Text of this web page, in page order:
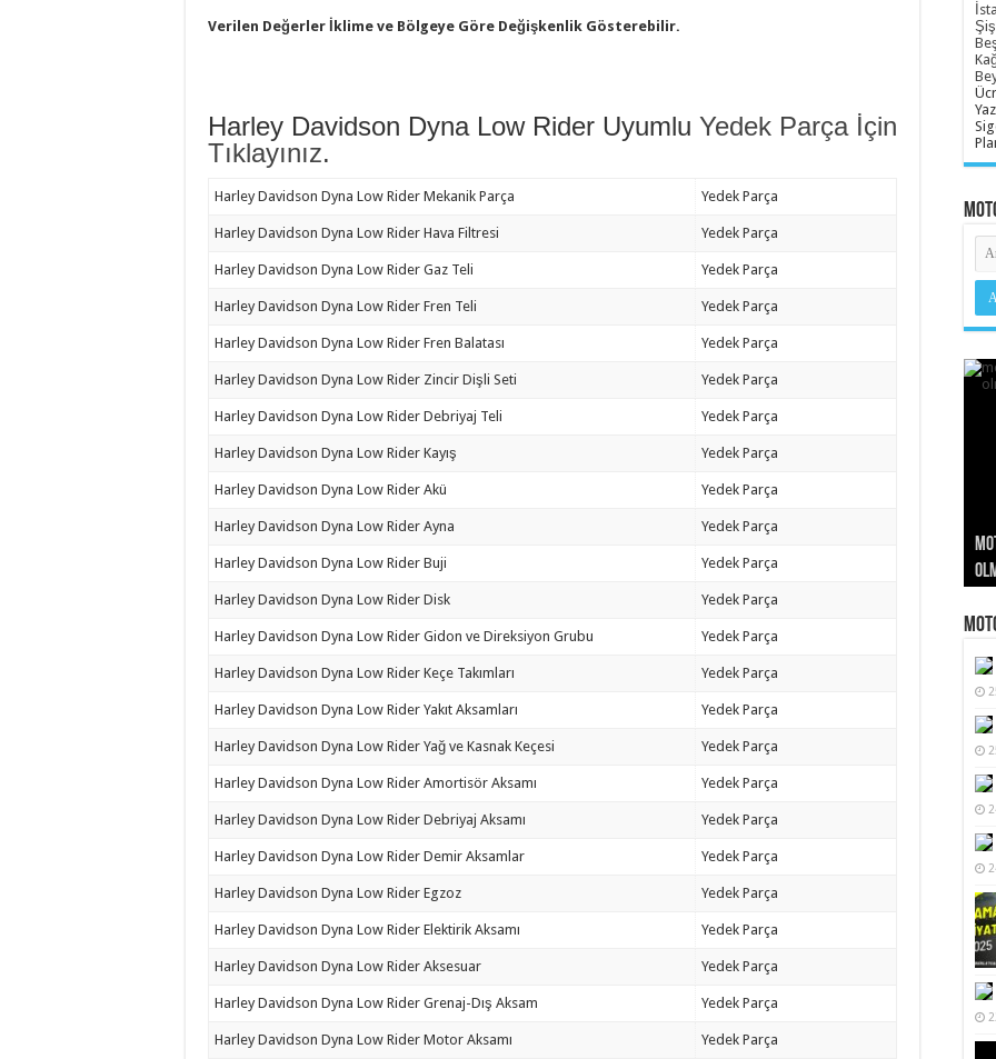
Verilen Değerler İklime ve Bölgeye Göre Değişkenlik Gösterebilir.
Harley Davidson Dyna Low Rider Uyumlu Yedek Parça İçin
Tıklayınız.
Harley Davidson Dyna Low Rider Mekanik Parça Yedek Parça
Harley Davidson Dyna Low Rider Hava Filtresi Yedek Parça
Harley Davidson Dyna Low Rider Gaz Teli Yedek Parça
Harley Davidson Dyna Low Rider Fren Teli Yedek Parça
Harley Davidson Dyna Low Rider Fren Balatası Yedek Parça
Harley Davidson Dyna Low Rider Zincir Dişli Seti Yedek Parça
Harley Davidson Dyna Low Rider Debriyaj Teli Yedek Parça
Harley Davidson Dyna Low Rider Kayış Yedek Parça
Harley Davidson Dyna Low Rider Akü Yedek Parça
Harley Davidson Dyna Low Rider Ayna Yedek Parça
Harley Davidson Dyna Low Rider Buji Yedek Parça
Harley Davidson Dyna Low Rider Disk Yedek Parça
Harley Davidson Dyna Low Rider Gidon ve Direksiyon Grubu Yedek Parça
Harley Davidson Dyna Low Rider Keçe Takımları Yedek Parça
Harley Davidson Dyna Low Rider Yakıt Aksamları Yedek Parça
Harley Davidson Dyna Low Rider Yağ ve Kasnak Keçesi Yedek Parça
Harley Davidson Dyna Low Rider Amortisör Aksamı Yedek Parça
Harley Davidson Dyna Low Rider Debriyaj Aksamı Yedek Parça
Harley Davidson Dyna Low Rider Demir Aksamlar Yedek Parça
Harley Davidson Dyna Low Rider Egzoz Yedek Parça
Harley Davidson Dyna Low Rider Elektirik Aksamı Yedek Parça
Harley Davidson Dyna Low Rider Aksesuar Yedek Parça
Harley Davidson Dyna Low Rider Grenaj-Dış Aksam Yedek Parça
Harley Davidson Dyna Low Rider Motor Aksamı Yedek Parça
ve
ve